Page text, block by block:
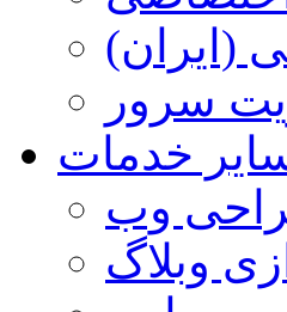
(ایران)
سرور
خدمات
وب
وبلاگ